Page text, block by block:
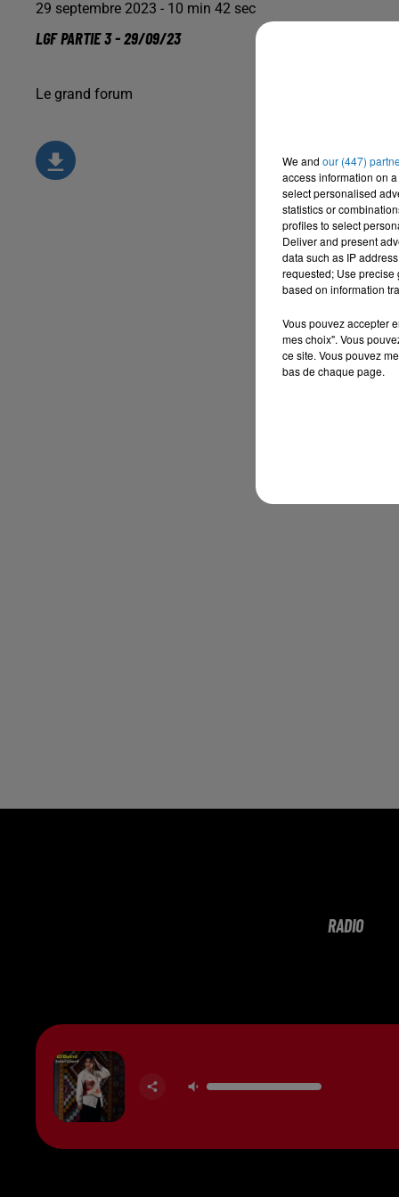
29 septembre 2023 - 10 min 42 sec
LGF PARTIE 3 - 29/09/23
Le grand forum
RADIO
We and our (447)
access information on
select personalised
statistics or
profiles to select
Deliver and present
data such as IP
requested; Use precise
based on information
Vous pouvez accepter
mes choix". Vous
ce site. Vous pouvez
bas de chaque page.